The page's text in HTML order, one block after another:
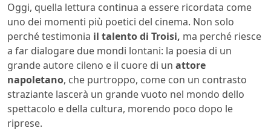
Oggi, quella lettura continua a essere ricordata come
uno dei momenti più poetici del cinema. Non solo
perché testimonia il talento di Troisi, ma perché riesce
a far dialogare due mondi lontani: la poesia di un
grande autore cileno e il cuore di un attore
napoletano, che purtroppo, come con un contrasto
straziante lascerà un grande vuoto nel mondo dello
spettacolo e della cultura, morendo poco dopo le
riprese.